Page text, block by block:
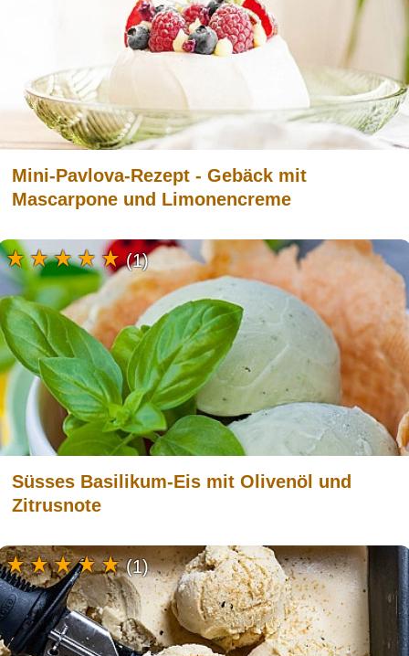
Mini-Pavlova-Rezept - Gebäck mit
Mascarpone und Limonencreme
Süsses Basilikum-Eis mit Olivenöl und
Zitrusnote
(1)
(1)